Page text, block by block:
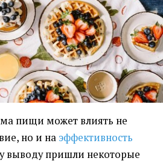
пищи может влиять не
но и на эффективность
выводу пришли некоторые